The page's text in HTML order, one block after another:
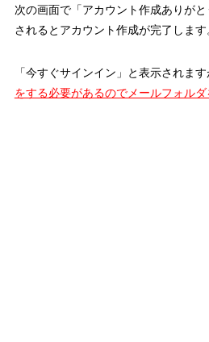
次の画面で「アカウント作成ありが
されるとアカウント作成が完了します
「今すぐサインイン」と表示されます
をする必要があるのでメールフォルダ